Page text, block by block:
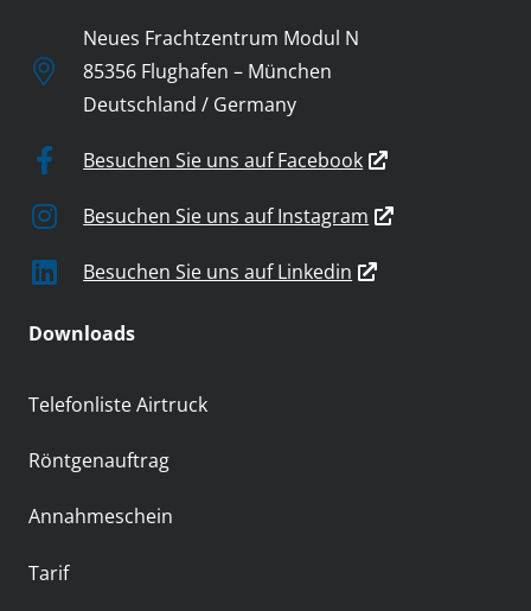
Neues Frachtzentrum Modul N
85356 Flughafen – München
Deutschland / Germany
Besuchen Sie uns auf Facebook
Besuchen Sie uns auf Instagram
Besuchen Sie uns auf Linkedin
Downloads
Telefonliste Airtruck
Röntgenauftrag
Annahmeschein
Tarif